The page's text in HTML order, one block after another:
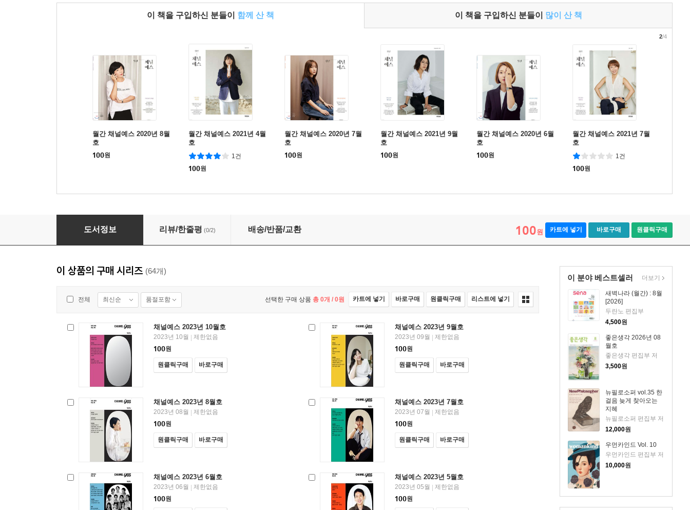
이 책을 구입하신 분들이 함께 산 책 이 책을 구입하신 분들이 많이 산 책
월간 채널예스 2020년 8월
호
100원
월간 채널예스 2021년 4월
호
1건
100원
월간 채널예스 2020년 7월
호
100원
월간 채널예스 2021년 9월
호
100원
월간 채널예스 2020년 6월
호
100원
월간 채널예스 2021년 7월
호
1건
100원
2/4
월간 채널예스 2020년 12월호
도서정보 리뷰/한줄평 (0/2) 배송/반품/교환 100원 카트에 넣기 바로구매 원클릭구매
이 분야 베스트셀러
새벽나라 (월간) : 8월
[2026]
두란노 편집부
4,500원
좋은생각 2026년 08
월호
좋은생각 편집부 저
3,500원
뉴필로소퍼 vol.35 한
걸음 늦게 찾아오는
지혜
뉴필로소퍼 편집부 저
12,000원
우먼카인드 Vol. 10
우먼카인드 편집부 저
10,000원
더보기
이 상품의 구매 시리즈 (64개)
전체 최신순 품절포함 선택한 구매 상품 총 0개 / 0원 카트에 넣기 바로구매 원클릭구매 리스트에 넣기
채널예스 2023년 10월호
2023년 10월 | 제한없음
100원
원클릭구매 바로구매
채널예스 2023년 9월호
2023년 09월 | 제한없음
100원
원클릭구매 바로구매
채널예스 2023년 8월호
2023년 08월 | 제한없음
100원
원클릭구매 바로구매
채널예스 2023년 7월호
2023년 07월 | 제한없음
100원
원클릭구매 바로구매
채널예스 2023년 6월호
2023년 06월 | 제한없음
100원
채널예스 2023년 5월호
2023년 05월 | 제한없음
100원